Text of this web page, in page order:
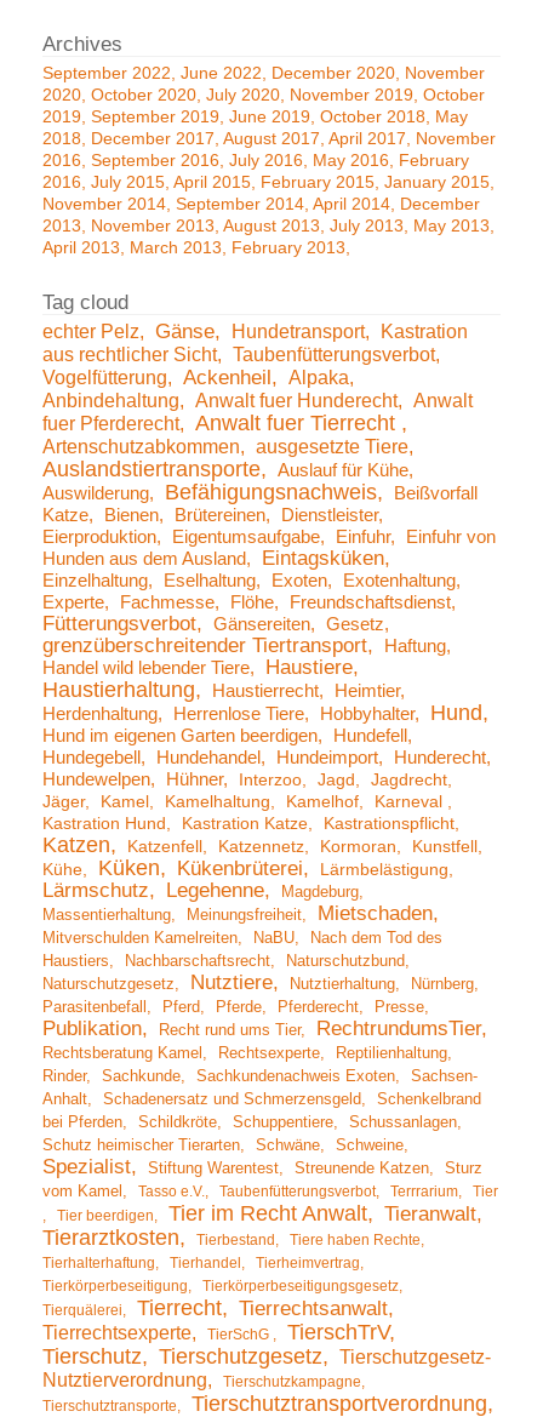
September 2022 June 2022 December 2020 November
2020 October 2020 July 2020 November 2019 October
2019 September 2019 June 2019 October 2018
May
2018
December 2017 August 2017 April 2017
November
2016 September 2016 July 2016 May 2016 February
2016 July 2015 April 2015 February 2015 January 2015
November 2014 September 2014 April 2014 December
2013
November 2013 August 2013 July 2013
May 2013
April 2013
March 2013 February 2013
echter Pelz Gänse Hundetransport
Kastration
aus rechtlicher Sicht
Taubenfütterungsverbot
Vogelfütterung
Ackenheil
Alpaka
Anbindehaltung
Anwalt fuer Hunderecht
Anwalt
fuer Pferderecht
Anwalt fuer Tierrecht
Artenschutzabkommen ausgesetzte Tiere
Auslandstiertransporte
Auslauf für Kühe
Auswilderung
Befähigungsnachweis
Beißvorfall
Katze
Bienen Brütereinen
Dienstleister
Eierproduktion
Eigentumsaufgabe Einfuhr
Einfuhr von
Hunden aus dem Ausland
Eintagsküken
Einzelhaltung Eselhaltung Exoten
Exotenhaltung
Experte
Fachmesse Flöhe Freundschaftsdienst
Fütterungsverbot Gänsereiten Gesetz
grenzüberschreitender Tiertransport
Haftung
Handel wild lebender Tiere
Haustiere
Haustierhaltung Haustierrecht
Heimtier
Herdenhaltung
Herrenlose Tiere Hobbyhalter Hund
Hund im eigenen Garten beerdigen
Hundefell
Hundegebell
Hundehandel Hundeimport
Hunderecht
Hundewelpen
Hühner Interzoo Jagd
Jagdrecht
Jäger
Kamel Kamelhaltung Kamelhof
Karneval
Kastration Hund
Kastration Katze Kastrationspflicht
Katzen Katzenfell Katzennetz Kormoran
Kunstfell
Kühe
Küken Kükenbrüterei Lärmbelästigung
Lärmschutz Legehenne
Magdeburg
Massentierhaltung
Meinungsfreiheit Mietschaden
Mitverschulden Kamelreiten NaBU
Nach dem Tod des
Haustiers
Nachbarschaftsrecht
Naturschutzbund
Naturschutzgesetz
Nutztiere Nutztierhaltung
Nürnberg
Parasitenbefall
Pferd Pferde Pferderecht Presse
Publikation Recht rund ums Tier RechtrundumsTier
Rechtsberatung Kamel Rechtsexperte
Reptilienhaltung
Rinder
Sachkunde Sachkundenachweis Exoten
Sachsen-
Anhalt
Schadenersatz und Schmerzensgeld
Schenkelbrand
bei Pferden
Schildkröte Schuppentiere
Schussanlagen
Schutz heimischer Tierarten
Schwäne Schweine
Spezialist Stiftung Warentest Streunende Katzen
Sturz
vom Kamel
Tasso e.V. Taubenfütterungsverbot Terrrarium
Tier
Tier beerdigen
Tier im Recht Anwalt Tieranwalt
Tierarztkosten Tierbestand
Tiere haben Rechte
Tierhalterhaftung
Tierhandel
Tierheimvertrag
Tierkörperbeseitigung
Tierkörperbeseitigungsgesetz
Tierquälerei
Tierrecht Tierrechtsanwalt
Tierrechtsexperte TierSchG
TierschTrV
Tierschutz
Tierschutzgesetz
Tierschutzgesetz-
Nutztierverordnung
Tierschutzkampagne
Tierschutztransporte
Tierschutztransportverordnung